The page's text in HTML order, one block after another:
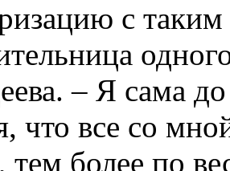
с
– Я сама
что все со
тем более по